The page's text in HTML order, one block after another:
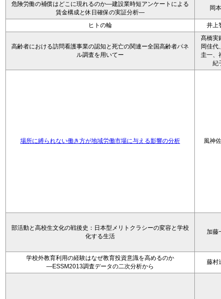
危険労働の補償はどこに現れるのか―建設業時短アンケートによる
賃金構成と休日確保の実証分析―
岡
ヒトの輪 井上
高齢者における訪問看護事業の認知と死亡の関連ー全国高齢者パネ
ル調査を用いてー
髙橋実
岡佳代
圭一、
紀
場所に縛られない働き方が地域労働市場に与える影響の分析 風神
部活動と高校生文化の戦後史：日本型メリトクラシーの変容と学校
化する生活
加藤
学校外教育利用の経験はなぜ教育投資意識を高めるのか
―ESSM2013調査データの二次分析から
藤村